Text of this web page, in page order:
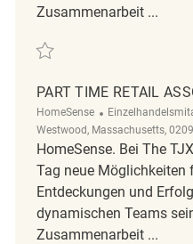
Zusammenarbeit ...
Retten Part time Retail
PART TIME RETAIL
HomeSense Kategorie
Westwood, Massachusetts,
HomeSense. Bei The
Tag neue Möglichkeiten
Entdeckungen und
dynamischen Teams
Zusammenarbeit ...